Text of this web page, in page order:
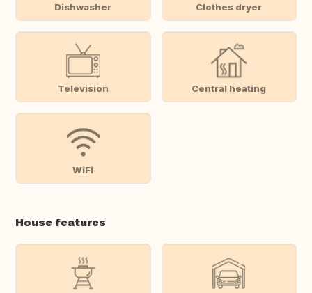
Dishwasher Clothes dryer
Television Central heating
WiFi
House features